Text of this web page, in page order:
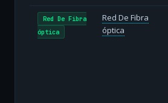
Red De Fibra
óptica
Red De Fibra
óptica